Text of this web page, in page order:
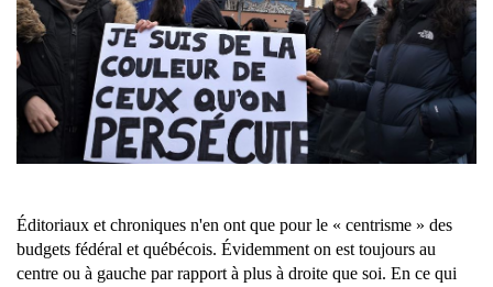
Éditoriaux et chroniques n'en ont que pour le « centrisme » des
budgets fédéral et québécois. Évidemment on est toujours au
centre ou à gauche par rapport à plus à droite que soi. En ce qui